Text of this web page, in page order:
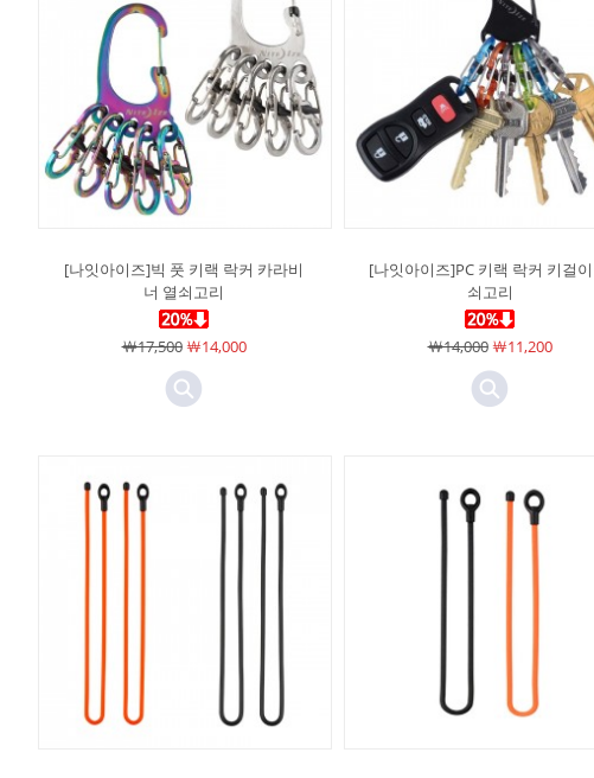
[나잇아이즈]빅 풋 키랙 락커 카라비
너 열쇠고리
￦17,500￦14,000
[나잇아이즈]PC 키랙 락커 키걸이
쇠고리
￦14,000￦11,200